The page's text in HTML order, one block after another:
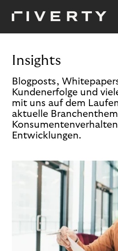
Insights
Blogposts,
Kundenerfolge und
mit uns auf dem
aktuelle
Entwicklungen.